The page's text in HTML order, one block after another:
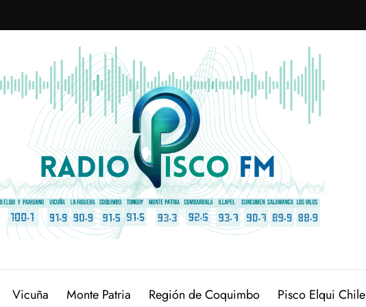
Vicuña Monte Patria Región de Coquimbo Pisco Elqui Chile